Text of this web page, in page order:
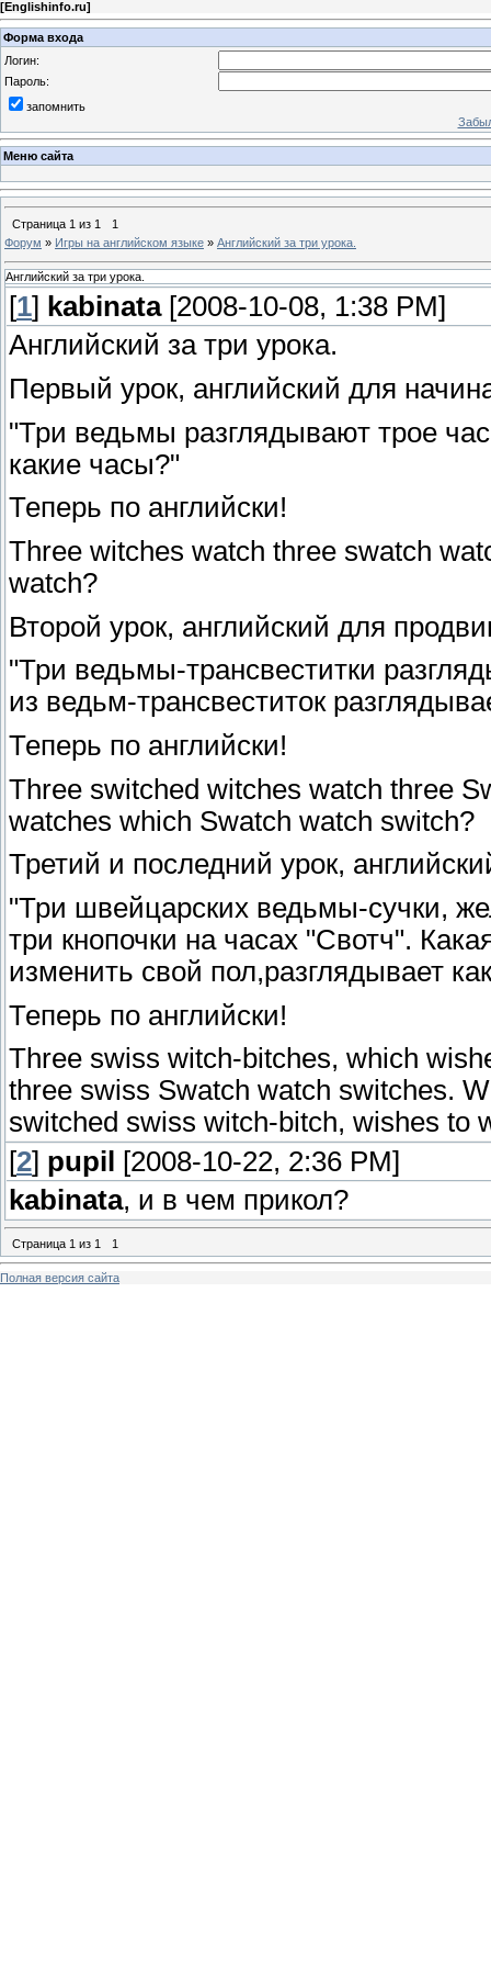
[Englishinfo.ru]
Форма входа
Логин:
Пароль:
запомнить
Меню сайта
Страница 1 из 1
1
Форум » Игры на английском языке » Английский за три урока.
Английский за три урока.
[1] kabinata[2008-10-08, 1:38 PM]
Английский за три урока.
Первый урок, английский для
"Три ведьмы разглядывают трое
какие часы?"
Теперь по английски!
Three witches watch three swatch
watch?
Второй урок, английский для
"Три ведьмы-трансвеститки
из ведьм-трансвеститок
Теперь по английски!
Three switched witches watch three
watches which Swatch watch switch?
Третий и последний урок,
"Три швейцарских ведьмы-сучки,
три кнопочки на часах "Свотч".
изменить свой пол,разглядывает
Теперь по английски!
Three swiss witch-bitches, which
three swiss Swatch watch switches.
switched swiss witch-bitch, wishes to
[2] pupil
[2008-10-22, 2:36 PM]
kabinata, и в чем прикол?
Страница 1 из 1 1
Полная версия сайта